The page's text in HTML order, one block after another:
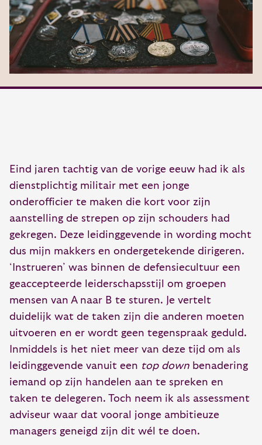
Eind jaren tachtig van de vorige eeuw had ik als
dienstplichtig militair met een jonge
onderofficier te maken die kort voor zijn
aanstelling de strepen op zijn schouders had
gekregen. Deze leidinggevende in wording mocht
dus mijn makkers en ondergetekende dirigeren.
‘Instrueren’ was binnen de defensiecultuur een
geaccepteerde leiderschapsstijl om groepen
mensen van A naar B te sturen. Je vertelt
duidelijk wat de taken zijn die anderen moeten
uitvoeren en er wordt geen tegenspraak geduld.
Inmiddels is het niet meer van deze tijd om als
leidinggevende vanuit een top down benadering
iemand op zijn handelen aan te spreken en
taken te delegeren. Toch neem ik als assessment
adviseur waar dat vooral jonge ambitieuze
managers geneigd zijn dit wél te doen.